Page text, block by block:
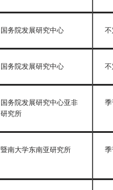
国务院发展研究中心
国务院发展研究中心
国务院发展研究中心亚非
研究所
暨南大学东南亚研究所